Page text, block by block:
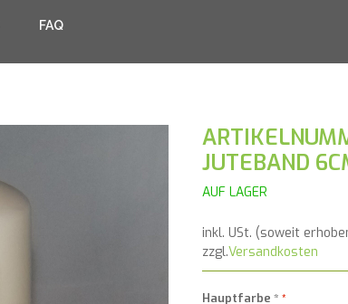
FAQ
JUTEBAND
AUF LAGER
inkl. USt. (soweit
zzgl.Versandkosten
Hauptfarbe *